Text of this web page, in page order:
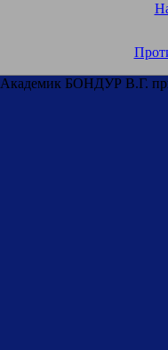
Академик БОНДУР В.Г.